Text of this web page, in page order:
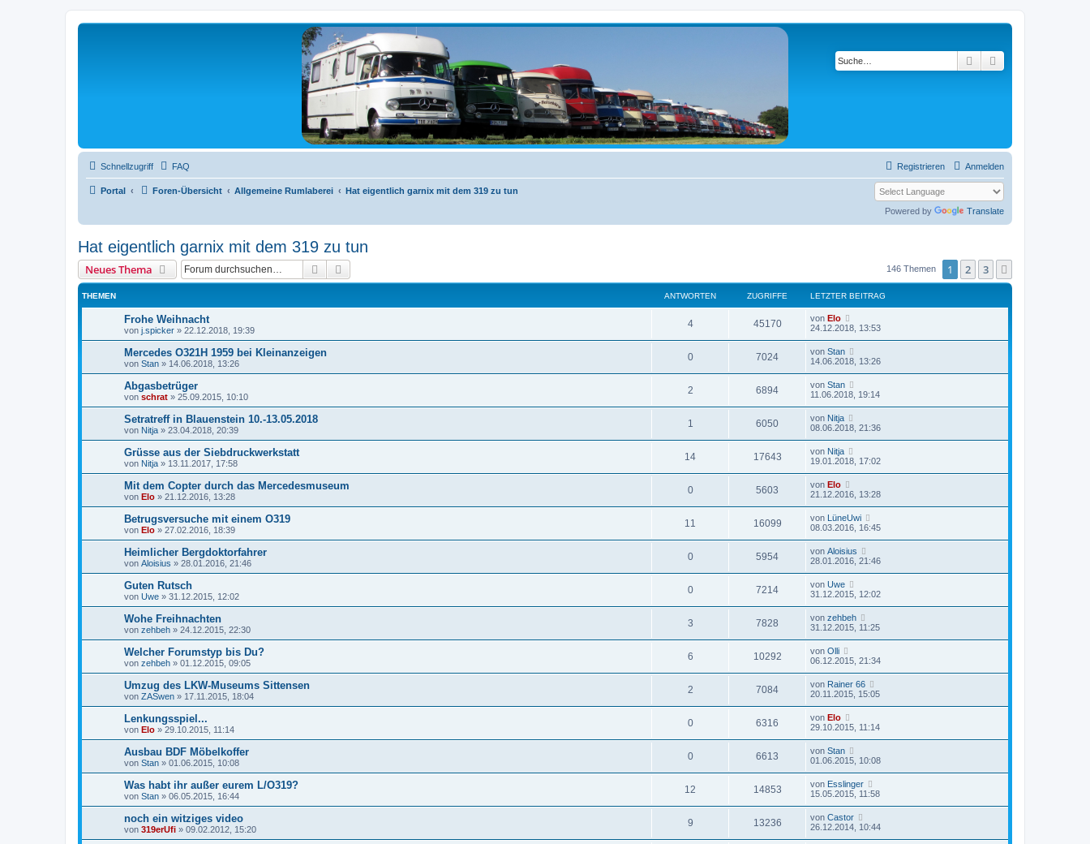
Suche
Schnellzugriff FAQ Anmelden
Registrieren
Portal Foren-Übersicht Allgemeine Rumlaberei Hat eigentlich garnix mit dem 319 zu tun
Powered by Translate
Hat eigentlich garnix mit dem 319 zu tun
Neues Thema Suche 146 Themen 1 2 3
THEMEN ANTWORTEN ZUGRIFFE LETZTER BEITRAG
Frohe Weihnacht
von j.spicker » 22.12.2018, 19:39
4 45170 von Elo
24.12.2018, 13:53
Mercedes O321H 1959 bei Kleinanzeigen
von Stan » 14.06.2018, 13:26
0 7024 von Stan
14.06.2018, 13:26
Abgasbetrüger
von schrat » 25.09.2015, 10:10
2 6894 von Stan
11.06.2018, 19:14
Setratreff in Blauenstein 10.-13.05.2018
von Nitja » 23.04.2018, 20:39
1 6050 von Nitja
08.06.2018, 21:36
Grüsse aus der Siebdruckwerkstatt
von Nitja » 13.11.2017, 17:58
14 17643 von Nitja
19.01.2018, 17:02
Mit dem Copter durch das Mercedesmuseum
von Elo » 21.12.2016, 13:28
0 5603 von Elo
21.12.2016, 13:28
Betrugsversuche mit einem O319
von Elo » 27.02.2016, 18:39
11 16099 von LüneUwi
08.03.2016, 16:45
Heimlicher Bergdoktorfahrer
von Aloisius » 28.01.2016, 21:46
0 5954 von Aloisius
28.01.2016, 21:46
Guten Rutsch
von Uwe » 31.12.2015, 12:02
0 7214 von Uwe
31.12.2015, 12:02
Wohe Freihnachten
von zehbeh » 24.12.2015, 22:30
3 7828 von zehbeh
31.12.2015, 11:25
Welcher Forumstyp bis Du?
von zehbeh » 01.12.2015, 09:05
6 10292 von Olli
06.12.2015, 21:34
Umzug des LKW-Museums Sittensen
von ZASwen » 17.11.2015, 18:04
2 7084 von Rainer 66
20.11.2015, 15:05
Lenkungsspiel...
von Elo » 29.10.2015, 11:14
0 6316 von Elo
29.10.2015, 11:14
Ausbau BDF Möbelkoffer
von Stan » 01.06.2015, 10:08
0 6613 von Stan
01.06.2015, 10:08
Was habt ihr außer eurem L/O319?
von Stan » 06.05.2015, 16:44
12 14853 von Esslinger
15.05.2015, 11:58
noch ein witziges video
von 319erUfi » 09.02.2012, 15:20
9 13236 von Castor
26.12.2014, 10:44